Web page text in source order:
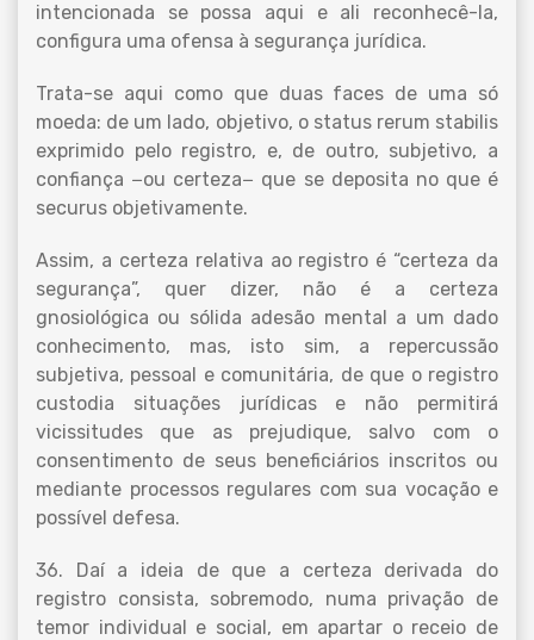
intencionada se possa aqui e ali reconhecê-la,
configura uma ofensa à segurança jurídica.
Trata-se aqui como que duas faces de uma só
moeda: de um lado, objetivo, o status rerum stabilis
exprimido pelo registro, e, de outro, subjetivo, a
confiança −ou certeza− que se deposita no que é
securus objetivamente.
Assim, a certeza relativa ao registro é “certeza da
segurança”, quer dizer, não é a certeza
gnosiológica ou sólida adesão mental a um dado
conhecimento, mas, isto sim, a repercussão
subjetiva, pessoal e comunitária, de que o registro
custodia situações jurídicas e não permitirá
vicissitudes que as prejudique, salvo com o
consentimento de seus beneficiários inscritos ou
mediante processos regulares com sua vocação e
possível defesa.
36. Daí a ideia de que a certeza derivada do
registro consista, sobremodo, numa privação de
temor individual e social, em apartar o receio de